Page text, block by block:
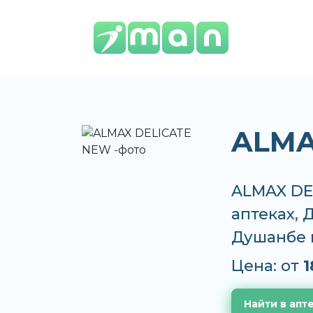
ALMAX
аптеках,
Душанбе
Цена: от
Найти в